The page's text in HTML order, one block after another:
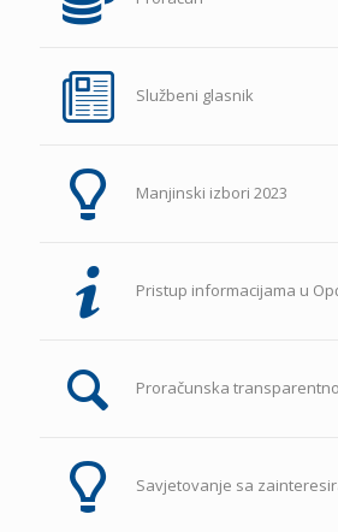
Službeni glasnik
Manjinski izbori 2023
Pristup informacijama u
Proračunska
Savjetovanje sa